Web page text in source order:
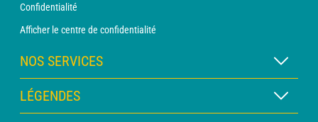
Confidentialité
Afficher le centre de confidentialité
NOS SERVICES
Abonnement METEO Xpert
Abonnement METEO PRO
LÉGENDES